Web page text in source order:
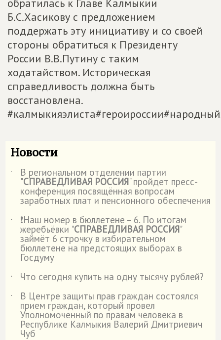
обратилась к Главе Калмыкии
Б.С.Хасикову с предложением
поддержать эту инициативу и со своей
стороны обратиться к Президенту
России В.В.Путину с таким
ходатайством. Историческая
справедливость должна быть
восстановлена.
Новости
˙ В региональном отделении партии
"СПРАВЕДЛИВАЯ РОССИЯ" пройдет пресс-
конференция посвящённая вопросам
заработных плат и пенсионного обеспечения
˙
❗Наш номер в бюллетене – 6. По итогам
жеребьёвки "СПРАВЕДЛИВАЯ РОССИЯ"
займёт 6 строчку в избирательном
бюллетене на предстоящих выборах в
Госдуму
˙
Что сегодня купить на одну тысячу рублей?
˙
В Центре защиты прав граждан состоялся
прием граждан, который провел
Уполномоченный по правам человека в
Республике Калмыкия Валерий Дмитриевич
Чуб